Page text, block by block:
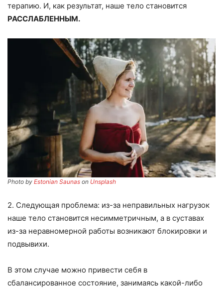
терапию. И, как результат, наше тело становится
РАССЛАБЛЕННЫМ.
Photo by Estonian Saunas on Unsplash
2. Следующая проблема: из-за неправильных нагрузок
наше тело становится несимметричным, а в суставах
из-за неравномерной работы возникают блокировки и
подвывихи.
В этом случае можно привести себя в
сбалансированное состояние, занимаясь какой-либо